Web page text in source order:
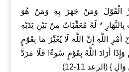
الْقَوْلَ وَمَنْ جَهَرَ بِهِ وَمَنْ هُوَ
* لَهُ مُعَقِّبَاتٌ مِنْ بَيْنِ يَدَيْهِ
اللَّهِ إِنَّ اللَّهَ لَا يُغَيِّرُ مَا بِقَوْمٍ
أَرَادَ اللَّهُ بِقَوْمٍ سُوءًا فَلَا مَرَدَّ
(الرعد 11-12)